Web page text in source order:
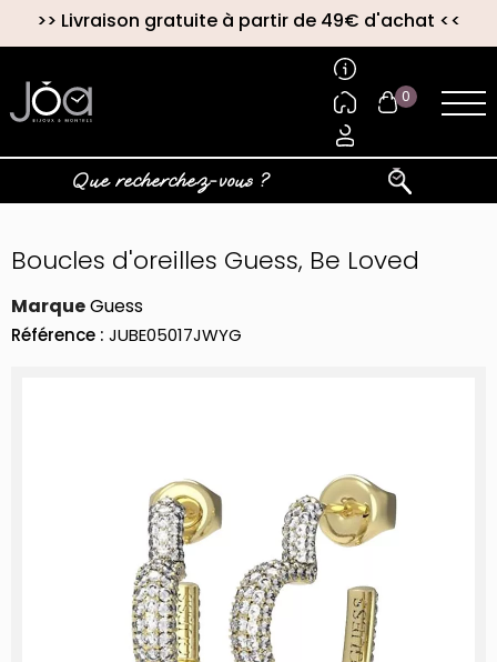
>> Livraison gratuite à partir de 49€ d'achat <<
0
Boucles d'oreilles Guess, Be Loved
MarqueGuess
Référence : JUBE05017JWYG